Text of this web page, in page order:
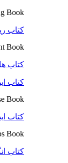
Book
کتاب
Book
کتاب
کتاب
Book
کتاب
Book
کتاب